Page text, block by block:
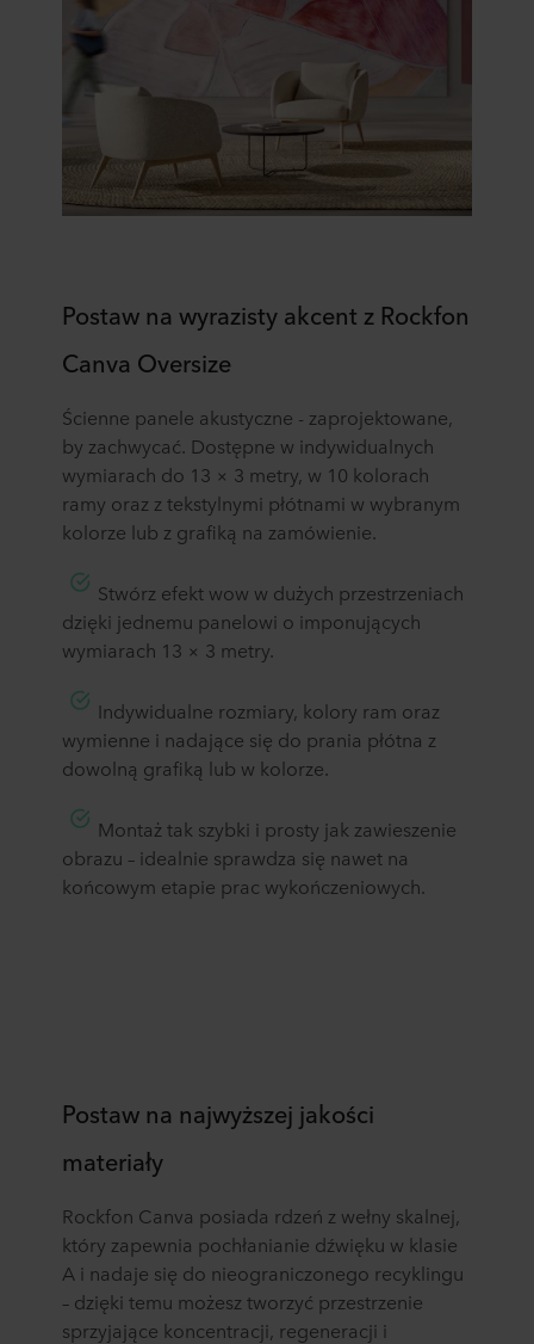
Postaw na wyrazisty akcent z Rockfon
Canva Oversize
Ścienne panele akustyczne - zaprojektowane,
by zachwycać. Dostępne w indywidualnych
wymiarach do 13 × 3 metry, w 10 kolorach
ramy oraz z tekstylnymi płótnami w wybranym
kolorze lub z grafiką na zamówienie.
​Stwórz efekt wow w dużych przestrzeniach
dzięki jednemu panelowi o imponujących
wymiarach 13 × 3 metry.
​Indywidualne rozmiary, kolory ram oraz
wymienne i nadające się do prania płótna z
dowolną grafiką lub w kolorze.
​Montaż tak szybki i prosty jak zawieszenie
obrazu – idealnie sprawdza się nawet na
końcowym etapie prac wykończeniowych.
Postaw na najwyższej jakości
materiały
Rockfon Canva posiada rdzeń z wełny skalnej,
który zapewnia pochłanianie dźwięku w klasie
A i nadaje się do nieograniczonego recyklingu
– dzięki temu możesz tworzyć przestrzenie
sprzyjające koncentracji, regeneracji i